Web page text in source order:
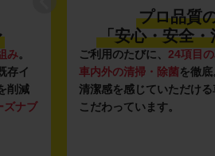
み。
存イ
削減
ズナブ
プロ品質
「安心・安全・
ご利用のたびに、 24項目
車内外の清掃・除菌を徹
清潔感を感じていただけ
こだわっています。